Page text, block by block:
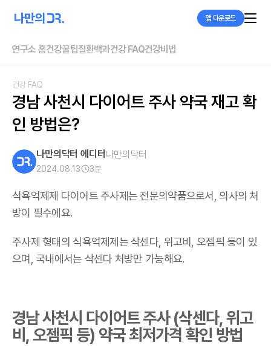
앱 다운로드
연구소 홈건강꿀팁질환백과건강 FAQ건강비법
건강 FAQ
경남 사천시 다이어트 주사 약국 재고 확
인 방법은?
나만의닥터 에디터 나만의닥터
2024.08.13 3분
식욕억제제 다이어트 주사제는 전문의약품으로서, 의사의 처
방이 필수에요.
주사제 형태의 식욕억제제는 삭센다, 위고비, 오젬픽 등이 있
으며,국내에서는 삭센다 처방만 가능해요.
경남 사천시 다이어트 주사 (삭센다, 위고
비, 오젬픽 등) 약국 최저가격 확인 방법